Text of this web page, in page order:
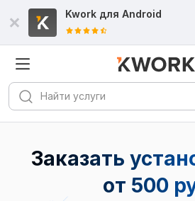
Kwork для Android
Заказать
от 500